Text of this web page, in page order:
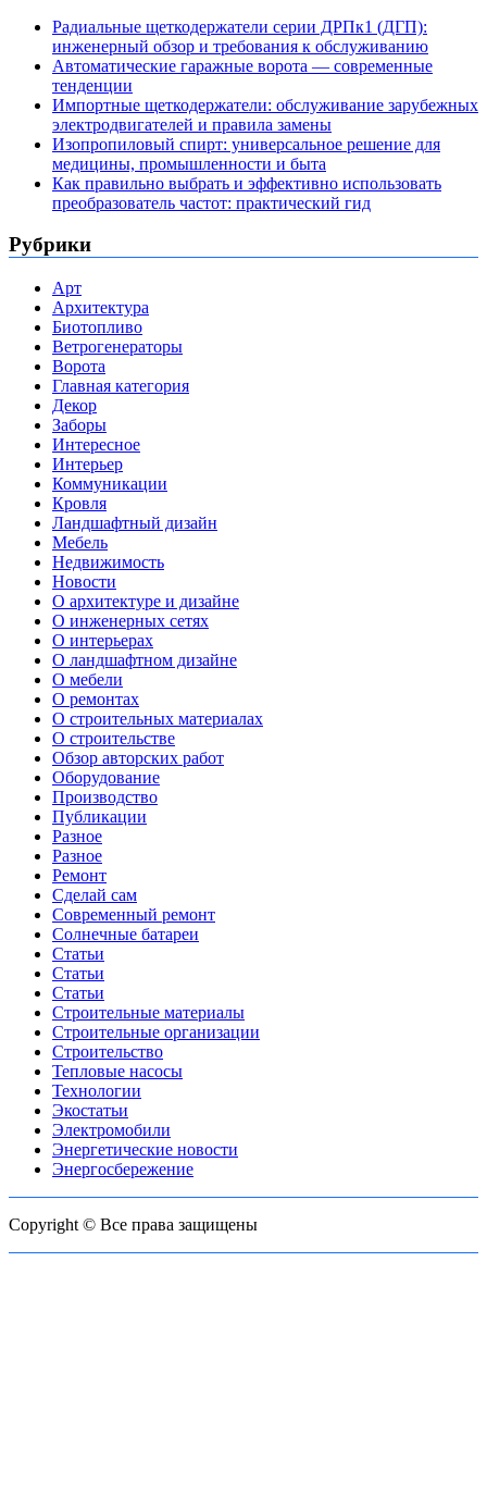
Радиальные щеткодержатели серии ДРПк1 (ДГП):
инженерный обзор и требования к обслуживанию
Автоматические гаражные ворота — современные
тенденции
Импортные щеткодержатели: обслуживание зарубежных
электродвигателей и правила замены
Изопропиловый спирт: универсальное решение для
медицины, промышленности и быта
Как правильно выбрать и эффективно использовать
преобразователь частот: практический гид
Рубрики
Арт
Архитектура
Биотопливо
Ветрогенераторы
Ворота
Главная категория
Декор
Заборы
Интересное
Интерьер
Коммуникации
Кровля
Ландшафтный дизайн
Мебель
Недвижимость
Новости
О архитектуре и дизайне
О инженерных сетях
О интерьерах
О ландшафтном дизайне
О мебели
О ремонтах
О строительных материалах
О строительстве
Обзор авторских работ
Оборудование
Производство
Публикации
Разное
Разное
Ремонт
Сделай сам
Современный ремонт
Солнечные батареи
Статьи
Статьи
Статьи
Строительные материалы
Строительные организации
Строительство
Тепловые насосы
Технологии
Экостатьи
Электромобили
Энергетические новости
Энергосбережение
Copyright © Все права защищены